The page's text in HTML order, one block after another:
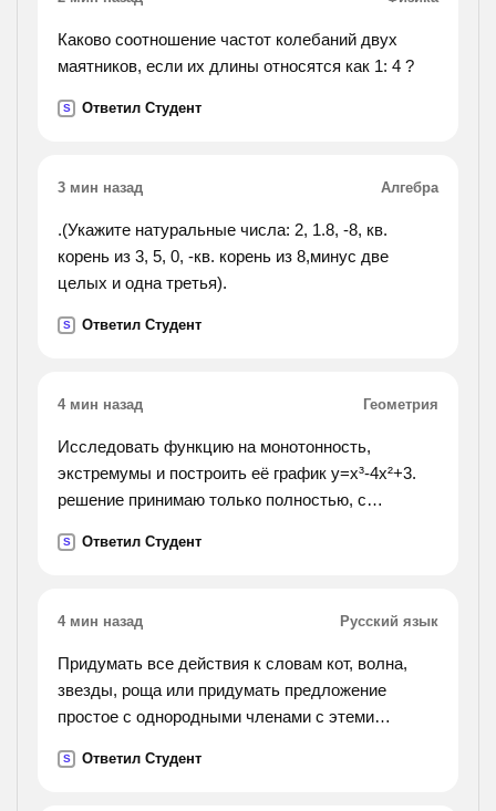
Каково соотношение частот колебаний двух
маятников, если их длины относятся как 1: 4 ?
S Ответил Студент
3 мин назад Алгебра
.(Укажите натуральные числа: 2, 1.8, -8, кв.
корень из 3, 5, 0, -кв. корень из 8,минус две
целых и одна третья).
S Ответил Студент
4 мин назад Геометрия
Исследовать функцию на монотонность,
экстремумы и построить её график y=x³-4x²+3.
решение принимаю только полностью, с
S Ответил Студент
4 мин назад Русский язык
Придумать все действия к словам кот, волна,
звезды, роща или придумать предложение
простое с однородными членами с этеми
S Ответил Студент